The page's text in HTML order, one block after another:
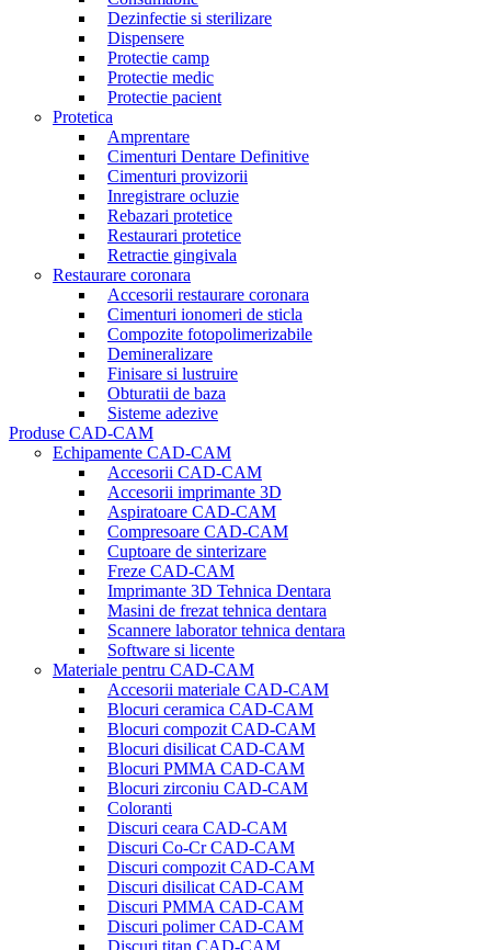
Dezinfectie si sterilizare
Dispensere
Protectie camp
Protectie medic
Protectie pacient
Protetica
Amprentare
Cimenturi Dentare Definitive
Cimenturi provizorii
Inregistrare ocluzie
Rebazari protetice
Restaurari protetice
Retractie gingivala
Restaurare coronara
Accesorii restaurare coronara
Cimenturi ionomeri de sticla
Compozite fotopolimerizabile
Demineralizare
Finisare si lustruire
Obturatii de baza
Sisteme adezive
Produse CAD-CAM
Echipamente CAD-CAM
Accesorii CAD-CAM
Accesorii imprimante 3D
Aspiratoare CAD-CAM
Compresoare CAD-CAM
Cuptoare de sinterizare
Freze CAD-CAM
Imprimante 3D Tehnica Dentara
Masini de frezat tehnica dentara
Scannere laborator tehnica dentara
Software si licente
Materiale pentru CAD-CAM
Accesorii materiale CAD-CAM
Blocuri ceramica CAD-CAM
Blocuri compozit CAD-CAM
Blocuri disilicat CAD-CAM
Blocuri PMMA CAD-CAM
Blocuri zirconiu CAD-CAM
Coloranti
Discuri ceara CAD-CAM
Discuri Co-Cr CAD-CAM
Discuri compozit CAD-CAM
Discuri disilicat CAD-CAM
Discuri PMMA CAD-CAM
Discuri polimer CAD-CAM